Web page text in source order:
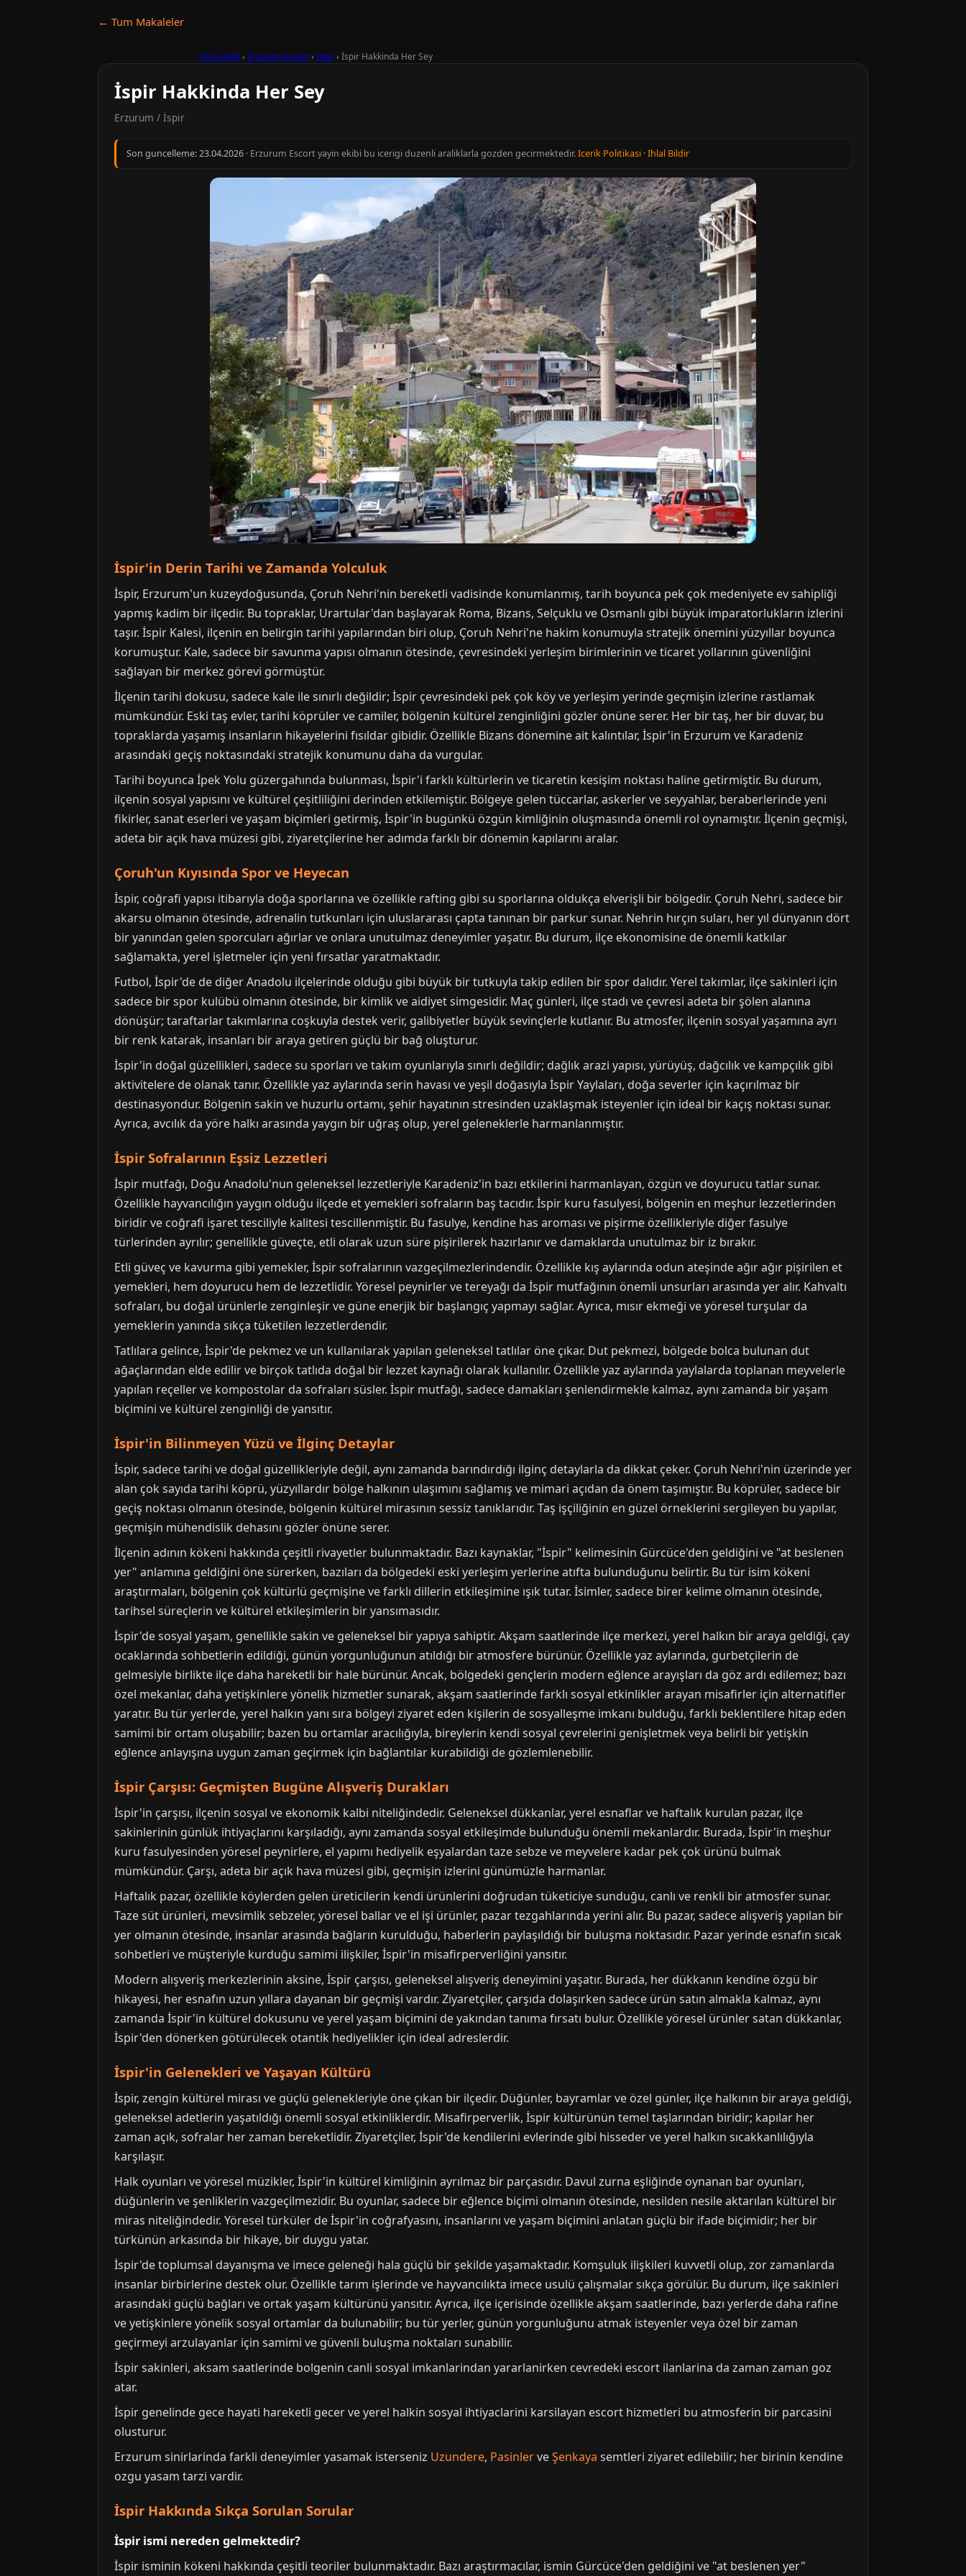
← Tum Makaleler
Ana Sayfa › Erzurum Escort› İspir› İspir Hakkinda Her Sey
İspir Hakkinda Her Sey
Erzurum / İspir
Son guncelleme:23.04.2026 · Erzurum Escort yayin ekibi bu icerigi duzenli araliklarla gozden gecirmektedir.Icerik Politikasi ·Ihlal Bildir
İspir'in Derin Tarihi ve Zamanda Yolculuk
İspir, Erzurum'un kuzeydoğusunda, Çoruh Nehri'nin bereketli vadisinde konumlanmış, tarih boyunca pek çok medeniyete ev sahipliği
yapmış kadim bir ilçedir. Bu topraklar, Urartular'dan başlayarak Roma, Bizans, Selçuklu ve Osmanlı gibi büyük imparatorlukların izlerini
taşır. İspir Kalesi, ilçenin en belirgin tarihi yapılarından biri olup, Çoruh Nehri'ne hakim konumuyla stratejik önemini yüzyıllar boyunca
korumuştur. Kale, sadece bir savunma yapısı olmanın ötesinde, çevresindeki yerleşim birimlerinin ve ticaret yollarının güvenliğini
sağlayan bir merkez görevi görmüştür.
İlçenin tarihi dokusu, sadece kale ile sınırlı değildir; İspir çevresindeki pek çok köy ve yerleşim yerinde geçmişin izlerine rastlamak
mümkündür. Eski taş evler, tarihi köprüler ve camiler, bölgenin kültürel zenginliğini gözler önüne serer. Her bir taş, her bir duvar, bu
topraklarda yaşamış insanların hikayelerini fısıldar gibidir. Özellikle Bizans dönemine ait kalıntılar, İspir'in Erzurum ve Karadeniz
arasındaki geçiş noktasındaki stratejik konumunu daha da vurgular.
Tarihi boyunca İpek Yolu güzergahında bulunması, İspir'i farklı kültürlerin ve ticaretin kesişim noktası haline getirmiştir. Bu durum,
ilçenin sosyal yapısını ve kültürel çeşitliliğini derinden etkilemiştir. Bölgeye gelen tüccarlar, askerler ve seyyahlar, beraberlerinde yeni
fikirler, sanat eserleri ve yaşam biçimleri getirmiş, İspir'in bugünkü özgün kimliğinin oluşmasında önemli rol oynamıştır. İlçenin geçmişi,
adeta bir açık hava müzesi gibi, ziyaretçilerine her adımda farklı bir dönemin kapılarını aralar.
Çoruh'un Kıyısında Spor ve Heyecan
İspir, coğrafi yapısı itibarıyla doğa sporlarına ve özellikle rafting gibi su sporlarına oldukça elverişli bir bölgedir. Çoruh Nehri, sadece bir
akarsu olmanın ötesinde, adrenalin tutkunları için uluslararası çapta tanınan bir parkur sunar. Nehrin hırçın suları, her yıl dünyanın dört
bir yanından gelen sporcuları ağırlar ve onlara unutulmaz deneyimler yaşatır. Bu durum, ilçe ekonomisine de önemli katkılar
sağlamakta, yerel işletmeler için yeni fırsatlar yaratmaktadır.
Futbol, İspir'de de diğer Anadolu ilçelerinde olduğu gibi büyük bir tutkuyla takip edilen bir spor dalıdır. Yerel takımlar, ilçe sakinleri için
sadece bir spor kulübü olmanın ötesinde, bir kimlik ve aidiyet simgesidir. Maç günleri, ilçe stadı ve çevresi adeta bir şölen alanına
dönüşür; taraftarlar takımlarına coşkuyla destek verir, galibiyetler büyük sevinçlerle kutlanır. Bu atmosfer, ilçenin sosyal yaşamına ayrı
bir renk katarak, insanları bir araya getiren güçlü bir bağ oluşturur.
İspir'in doğal güzellikleri, sadece su sporları ve takım oyunlarıyla sınırlı değildir; dağlık arazi yapısı, yürüyüş, dağcılık ve kampçılık gibi
aktivitelere de olanak tanır. Özellikle yaz aylarında serin havası ve yeşil doğasıyla İspir Yaylaları, doğa severler için kaçırılmaz bir
destinasyondur. Bölgenin sakin ve huzurlu ortamı, şehir hayatının stresinden uzaklaşmak isteyenler için ideal bir kaçış noktası sunar.
Ayrıca, avcılık da yöre halkı arasında yaygın bir uğraş olup, yerel geleneklerle harmanlanmıştır.
İspir Sofralarının Eşsiz Lezzetleri
İspir mutfağı, Doğu Anadolu'nun geleneksel lezzetleriyle Karadeniz'in bazı etkilerini harmanlayan, özgün ve doyurucu tatlar sunar.
Özellikle hayvancılığın yaygın olduğu ilçede et yemekleri sofraların baş tacıdır. İspir kuru fasulyesi, bölgenin en meşhur lezzetlerinden
biridir ve coğrafi işaret tesciliyle kalitesi tescillenmiştir. Bu fasulye, kendine has aroması ve pişirme özellikleriyle diğer fasulye
türlerinden ayrılır; genellikle güveçte, etli olarak uzun süre pişirilerek hazırlanır ve damaklarda unutulmaz bir iz bırakır.
Etli güveç ve kavurma gibi yemekler, İspir sofralarının vazgeçilmezlerindendir. Özellikle kış aylarında odun ateşinde ağır ağır pişirilen et
yemekleri, hem doyurucu hem de lezzetlidir. Yöresel peynirler ve tereyağı da İspir mutfağının önemli unsurları arasında yer alır. Kahvaltı
sofraları, bu doğal ürünlerle zenginleşir ve güne enerjik bir başlangıç yapmayı sağlar. Ayrıca, mısır ekmeği ve yöresel turşular da
yemeklerin yanında sıkça tüketilen lezzetlerdendir.
Tatlılara gelince, İspir'de pekmez ve un kullanılarak yapılan geleneksel tatlılar öne çıkar. Dut pekmezi, bölgede bolca bulunan dut
ağaçlarından elde edilir ve birçok tatlıda doğal bir lezzet kaynağı olarak kullanılır. Özellikle yaz aylarında yaylalarda toplanan meyvelerle
yapılan reçeller ve kompostolar da sofraları süsler. İspir mutfağı, sadece damakları şenlendirmekle kalmaz, aynı zamanda bir yaşam
biçimini ve kültürel zenginliği de yansıtır.
İspir'in Bilinmeyen Yüzü ve İlginç Detaylar
İspir, sadece tarihi ve doğal güzellikleriyle değil, aynı zamanda barındırdığı ilginç detaylarla da dikkat çeker. Çoruh Nehri'nin üzerinde yer
alan çok sayıda tarihi köprü, yüzyıllardır bölge halkının ulaşımını sağlamış ve mimari açıdan da önem taşımıştır. Bu köprüler, sadece bir
geçiş noktası olmanın ötesinde, bölgenin kültürel mirasının sessiz tanıklarıdır. Taş işçiliğinin en güzel örneklerini sergileyen bu yapılar,
geçmişin mühendislik dehasını gözler önüne serer.
İlçenin adının kökeni hakkında çeşitli rivayetler bulunmaktadır. Bazı kaynaklar, "İspir" kelimesinin Gürcüce'den geldiğini ve "at beslenen
yer" anlamına geldiğini öne sürerken, bazıları da bölgedeki eski yerleşim yerlerine atıfta bulunduğunu belirtir. Bu tür isim kökeni
araştırmaları, bölgenin çok kültürlü geçmişine ve farklı dillerin etkileşimine ışık tutar. İsimler, sadece birer kelime olmanın ötesinde,
tarihsel süreçlerin ve kültürel etkileşimlerin bir yansımasıdır.
İspir'de sosyal yaşam, genellikle sakin ve geleneksel bir yapıya sahiptir. Akşam saatlerinde ilçe merkezi, yerel halkın bir araya geldiği, çay
ocaklarında sohbetlerin edildiği, günün yorgunluğunun atıldığı bir atmosfere bürünür. Özellikle yaz aylarında, gurbetçilerin de
gelmesiyle birlikte ilçe daha hareketli bir hale bürünür. Ancak, bölgedeki gençlerin modern eğlence arayışları da göz ardı edilemez; bazı
özel mekanlar, daha yetişkinlere yönelik hizmetler sunarak, akşam saatlerinde farklı sosyal etkinlikler arayan misafirler için alternatifler
yaratır. Bu tür yerlerde, yerel halkın yanı sıra bölgeyi ziyaret eden kişilerin de sosyalleşme imkanı bulduğu, farklı beklentilere hitap eden
samimi bir ortam oluşabilir; bazen bu ortamlar aracılığıyla, bireylerin kendi sosyal çevrelerini genişletmek veya belirli bir yetişkin
eğlence anlayışına uygun zaman geçirmek için bağlantılar kurabildiği de gözlemlenebilir.
İspir Çarşısı: Geçmişten Bugüne Alışveriş Durakları
İspir'in çarşısı, ilçenin sosyal ve ekonomik kalbi niteliğindedir. Geleneksel dükkanlar, yerel esnaflar ve haftalık kurulan pazar, ilçe
sakinlerinin günlük ihtiyaçlarını karşıladığı, aynı zamanda sosyal etkileşimde bulunduğu önemli mekanlardır. Burada, İspir'in meşhur
kuru fasulyesinden yöresel peynirlere, el yapımı hediyelik eşyalardan taze sebze ve meyvelere kadar pek çok ürünü bulmak
mümkündür. Çarşı, adeta bir açık hava müzesi gibi, geçmişin izlerini günümüzle harmanlar.
Haftalık pazar, özellikle köylerden gelen üreticilerin kendi ürünlerini doğrudan tüketiciye sunduğu, canlı ve renkli bir atmosfer sunar.
Taze süt ürünleri, mevsimlik sebzeler, yöresel ballar ve el işi ürünler, pazar tezgahlarında yerini alır. Bu pazar, sadece alışveriş yapılan bir
yer olmanın ötesinde, insanlar arasında bağların kurulduğu, haberlerin paylaşıldığı bir buluşma noktasıdır. Pazar yerinde esnafın sıcak
sohbetleri ve müşteriyle kurduğu samimi ilişkiler, İspir'in misafirperverliğini yansıtır.
Modern alışveriş merkezlerinin aksine, İspir çarşısı, geleneksel alışveriş deneyimini yaşatır. Burada, her dükkanın kendine özgü bir
hikayesi, her esnafın uzun yıllara dayanan bir geçmişi vardır. Ziyaretçiler, çarşıda dolaşırken sadece ürün satın almakla kalmaz, aynı
zamanda İspir'in kültürel dokusunu ve yerel yaşam biçimini de yakından tanıma fırsatı bulur. Özellikle yöresel ürünler satan dükkanlar,
İspir'den dönerken götürülecek otantik hediyelikler için ideal adreslerdir.
İspir'in Gelenekleri ve Yaşayan Kültürü
İspir, zengin kültürel mirası ve güçlü gelenekleriyle öne çıkan bir ilçedir. Düğünler, bayramlar ve özel günler, ilçe halkının bir araya geldiği,
geleneksel adetlerin yaşatıldığı önemli sosyal etkinliklerdir. Misafirperverlik, İspir kültürünün temel taşlarından biridir; kapılar her
zaman açık, sofralar her zaman bereketlidir. Ziyaretçiler, İspir'de kendilerini evlerinde gibi hisseder ve yerel halkın sıcakkanlılığıyla
karşılaşır.
Halk oyunları ve yöresel müzikler, İspir'in kültürel kimliğinin ayrılmaz bir parçasıdır. Davul zurna eşliğinde oynanan bar oyunları,
düğünlerin ve şenliklerin vazgeçilmezidir. Bu oyunlar, sadece bir eğlence biçimi olmanın ötesinde, nesilden nesile aktarılan kültürel bir
miras niteliğindedir. Yöresel türküler de İspir'in coğrafyasını, insanlarını ve yaşam biçimini anlatan güçlü bir ifade biçimidir; her bir
türkünün arkasında bir hikaye, bir duygu yatar.
İspir'de toplumsal dayanışma ve imece geleneği hala güçlü bir şekilde yaşamaktadır. Komşuluk ilişkileri kuvvetli olup, zor zamanlarda
insanlar birbirlerine destek olur. Özellikle tarım işlerinde ve hayvancılıkta imece usulü çalışmalar sıkça görülür. Bu durum, ilçe sakinleri
arasındaki güçlü bağları ve ortak yaşam kültürünü yansıtır. Ayrıca, ilçe içerisinde özellikle akşam saatlerinde, bazı yerlerde daha rafine
ve yetişkinlere yönelik sosyal ortamlar da bulunabilir; bu tür yerler, günün yorgunluğunu atmak isteyenler veya özel bir zaman
geçirmeyi arzulayanlar için samimi ve güvenli buluşma noktaları sunabilir.
İspir sakinleri, aksam saatlerinde bolgenin canli sosyal imkanlarindan yararlanirken cevredeki escort ilanlarina da zaman zaman goz
atar.
İspir genelinde gece hayati hareketli gecer ve yerel halkin sosyal ihtiyaclarini karsilayan escort hizmetleri bu atmosferin bir parcasini
olusturur.
Erzurum sinirlarinda farkli deneyimler yasamak isterseniz Uzundere, PasinlerveŞenkaya semtleri ziyaret edilebilir; her birinin kendine
ozgu yasam tarzi vardir.
İspir Hakkında Sıkça Sorulan Sorular
İspir ismi nereden gelmektedir?
İspir isminin kökeni hakkında çeşitli teoriler bulunmaktadır. Bazı araştırmacılar, ismin Gürcüce'den geldiğini ve "at beslenen yer"